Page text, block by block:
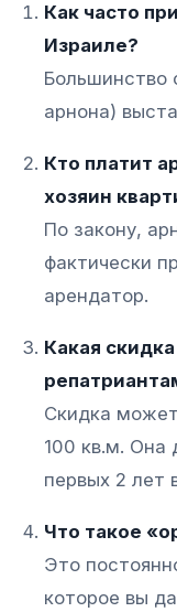
Как часто
Израиле?
Большинство
арнона)
Кто платит
хозяин
По закону,
фактически
арендатор.
Какая
Скидка
100 кв.м. Она
первых 2 лет
Что такое
Это
которое вы